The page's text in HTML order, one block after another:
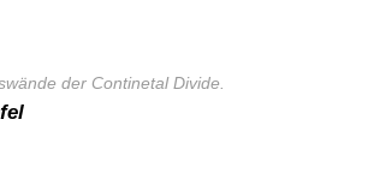
der Continetal Divide.